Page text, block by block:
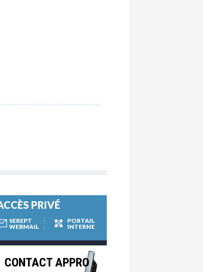
PRIVÉ
SEREPT
WEBMAIL
PORTAIL
INTERNE
CONTACT APPRO